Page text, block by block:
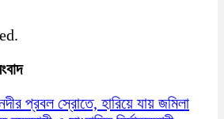
প্রবল স্রোতে, হারিয়ে যায় জমিলা